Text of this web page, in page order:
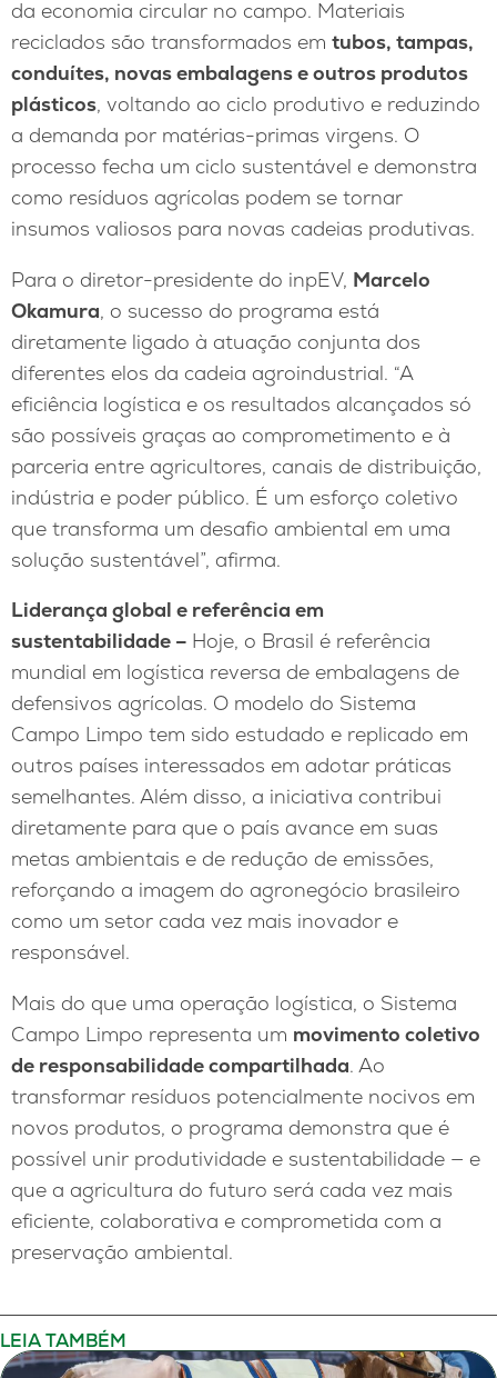
da economia circular no campo. Materiais
reciclados são transformados em tubos, tampas,
conduítes, novas embalagens e outros produtos
plásticos, voltando ao ciclo produtivo e reduzindo
a demanda por matérias-primas virgens. O
processo fecha um ciclo sustentável e demonstra
como resíduos agrícolas podem se tornar
insumos valiosos para novas cadeias produtivas.
Para o diretor-presidente do inpEV, Marcelo
Okamura, o sucesso do programa está
diretamente ligado à atuação conjunta dos
diferentes elos da cadeia agroindustrial. “A
eficiência logística e os resultados alcançados só
são possíveis graças ao comprometimento e à
parceria entre agricultores, canais de distribuição,
indústria e poder público. É um esforço coletivo
que transforma um desafio ambiental em uma
solução sustentável”, afirma.
Liderança global e referência em
sustentabilidade – Hoje, o Brasil é referência
mundial em logística reversa de embalagens de
defensivos agrícolas. O modelo do Sistema
Campo Limpo tem sido estudado e replicado em
outros países interessados em adotar práticas
semelhantes. Além disso, a iniciativa contribui
diretamente para que o país avance em suas
metas ambientais e de redução de emissões,
reforçando a imagem do agronegócio brasileiro
como um setor cada vez mais inovador e
responsável.
Mais do que uma operação logística, o Sistema
Campo Limpo representa um movimento coletivo
de responsabilidade compartilhada. Ao
transformar resíduos potencialmente nocivos em
novos produtos, o programa demonstra que é
possível unir produtividade e sustentabilidade — e
que a agricultura do futuro será cada vez mais
eficiente, colaborativa e comprometida com a
preservação ambiental.
LEIA TAMBÉM